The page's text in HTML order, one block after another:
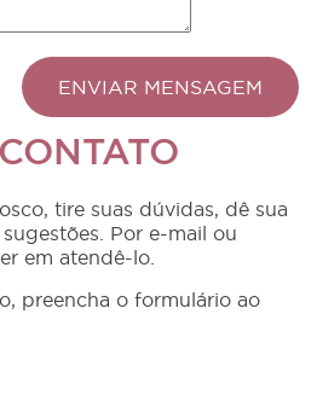
tire suas dúvidas, dê sua
Por e-mail ou
em atendê-lo.
preencha o formulário ao